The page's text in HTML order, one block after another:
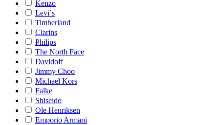
Kenzo
Levi´s
Timberland
Clarins
Philips
The North Face
Davidoff
Jimmy Choo
Michael Kors
Falke
Shiseido
Ole Henriksen
Emporio Armani